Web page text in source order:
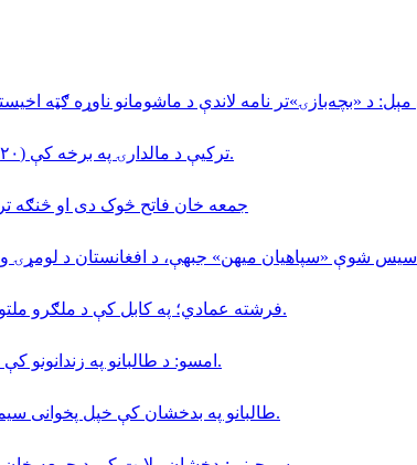
تركيې د مالدارۍ په برخه كې (٢٠) زره افغانانو ته كاري ويزې وركړې.
جمعه خان فاتح څوک دی او څنګه تر ۱۰ زره کسیز لښکر پورې ورسېد؟
فرشته عمادي؛ په کابل کې د ملګرو ملتونو د سازمان کارکوونکې وژل شوې.
امسو: د طالبانو په زندانونو كې دا مهال ٨ افغان خبريالان بنديان دي.
طالبانو په بدخشان كې خپل پخوانى سيمه ييز قوماندان «جمعه خان » نيولى.